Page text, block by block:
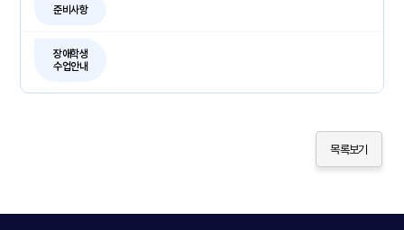
준비사항
장애학생
수업안내
목록보기